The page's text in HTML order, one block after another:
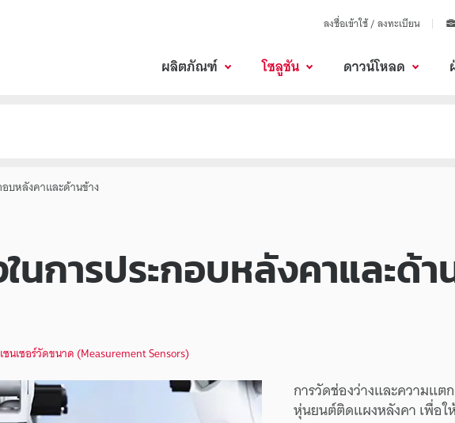
ลงชื่อเข้าใช้ / ลงทะเบียน
ผลิตภัณฑ์ โซลูชัน ดาวน์โหลด
บหลังคาและด้านข้าง
นการประกอบหลังคาและด้า
เซนเซอร์วัดขนาด (Measurement Sensors)
การวัดช่องว่างและความแต
หุ่นยนต์ติดแผงหลังคา เพื่อใ